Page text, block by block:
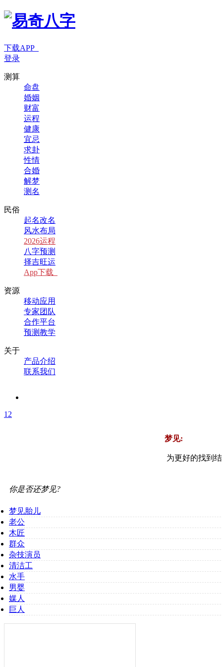
下载APP
登录
测算
命盘
婚姻
财富
运程
健康
宜忌
求卦
性情
合婚
解梦
测名
民俗
起名改名
风水布局
2026运程
八字预测
择吉旺运
App下载
资源
移动应用
专家团队
合作平台
预测教学
关于
产品介绍
联系我们
老公
木匠
群众
杂技演员
清洁工
水手
男婴
媒人
巨人